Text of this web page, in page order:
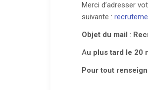
Merci d’adresser
suivante :
Objet du mail :
Au plus tard le 20
Pour tout